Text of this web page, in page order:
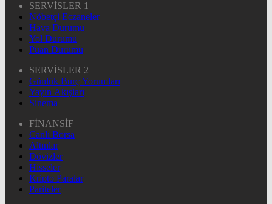
SERVİSLER 1
Nöbetçi Eczaneler
Hava Durumu
Yol Durumu
Puan Durumu
SERVİSLER 2
Günlük Burç Yorumları
Yayın Akışları
Sinema
FİNANSİF
Canlı Borsa
Altınlar
Dövizler
Hisseler
Kripto Paralar
Pariteler